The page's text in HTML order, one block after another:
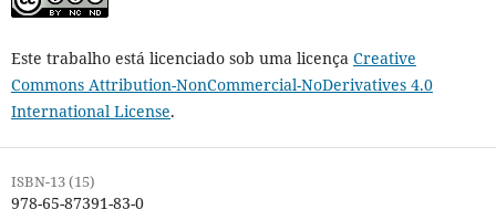
Este trabalho está licenciado sob uma licença Creative
Commons Attribution-NonCommercial-NoDerivatives 4.0
International License.
ISBN-13 (15)
978-65-87391-83-0